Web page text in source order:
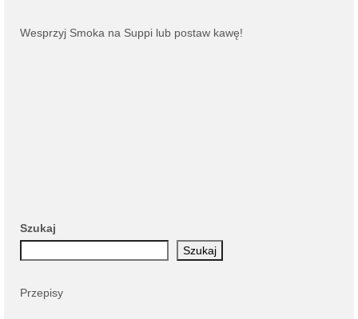
Wesprzyj Smoka na Suppi lub postaw kawę!
Szukaj
Szukaj
Przepisy